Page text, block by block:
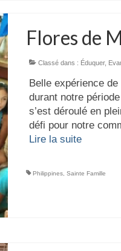
Flores de
Classé dans : Éduquer,
Belle expérience
durant notre
s’est déroulé en
défi pour notre
Lire la suite­­
Philippines, Sainte Famille